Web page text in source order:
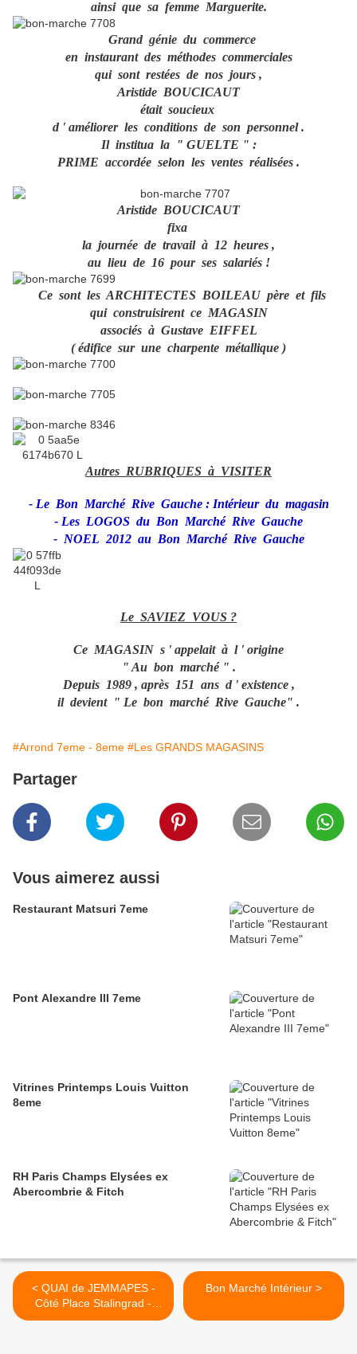
ainsi que sa femme Marguerite.
Grand génie du commerce
en instaurant des méthodes commerciales
qui sont restées de nos jours ,
Aristide BOUCICAUT
était soucieux
d ' améliorer les conditions de son personnel .
Il institua la " GUELTE " :
PRIME accordée selon les ventes réalisées .
Aristide BOUCICAUT
fixa
la journée de travail à 12 heures ,
au lieu de 16 pour ses salariés !
Ce sont les ARCHITECTES BOILEAU père et fils
qui construisirent ce MAGASIN
associés à Gustave EIFFEL
( édifice sur une charpente métallique )
Autres RUBRIQUES à VISITER
- Le Bon Marché Rive Gauche : Intérieur du magasin
- Les LOGOS du Bon Marché Rive Gauche
- NOEL 2012 au Bon Marché Rive Gauche
Le SAVIEZ VOUS ?
Ce MAGASIN s ' appelait à l ' origine
" Au bon marché " .
Depuis 1989 , après 151 ans d ' existence ,
il devient " Le bon marché Rive Gauche" .
#Arrond 7eme - 8eme #Les GRANDS MAGASINS
Partager
Vous aimerez aussi
Restaurant Matsuri 7eme
Pont Alexandre III 7eme
Vitrines Printemps Louis Vuitton
8eme
RH Paris Champs Elysées ex
Abercombrie & Fitch
< QUAI de JEMMAPES -
Côté Place Stalingrad -
10eme
Bon Marché Intérieur >